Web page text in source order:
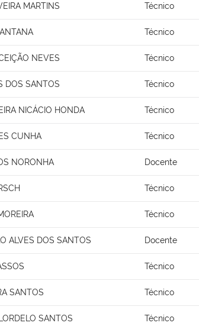
MARTINS Técnico
Técnico
NEVES Técnico
DOS SANTOS Técnico
NICÁCIO HONDA Técnico
CUNHA Técnico
NORONHA Docente
Técnico
Técnico
ALVES DOS SANTOS Docente
Técnico
SANTOS Técnico
SANTOS Técnico